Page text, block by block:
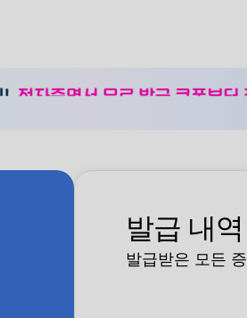
발급 내역
발급받은 모든